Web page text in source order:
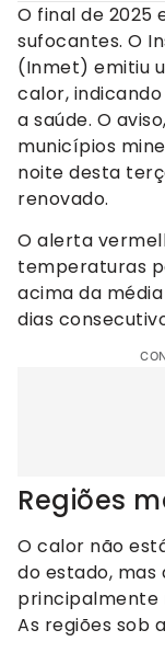
O final de
sufocantes. O
(Inmet) emitiu
calor,
a saúde. O
municípios
noite desta
renovado.
O alerta
temperaturas
acima da
dias
Regiões
O calor não
do estado,
principalmente
As regiões sob